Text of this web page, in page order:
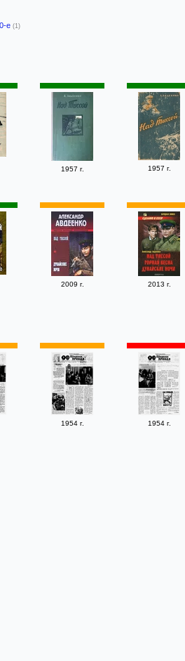
е (1)
1957 г. 1957 г.
2009 г. 2013 г.
1954 г. 1954 г.